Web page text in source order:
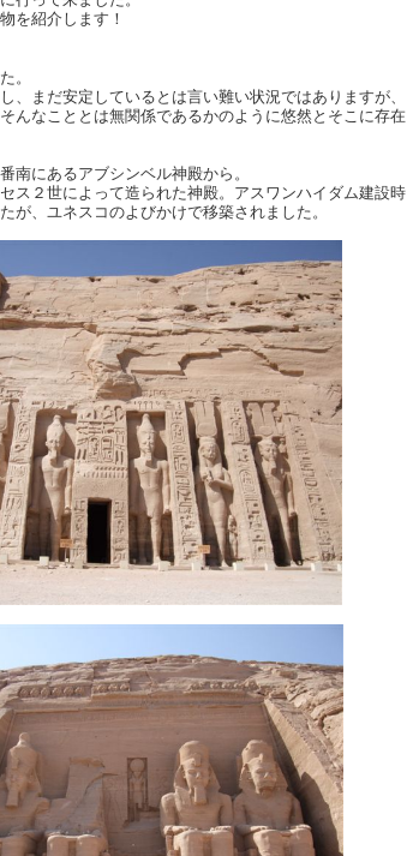
を紹介します！
。
、まだ安定しているとは言い難い状況ではありますが、
んなこととは無関係であるかのように悠然とそこに存在
南にあるアブシンベル神殿から。
ス２世によって造られた神殿。アスワンハイダム建設時
が、ユネスコのよびかけで移築されました。